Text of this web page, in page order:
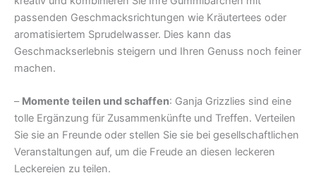
passenden Geschmacksrichtungen wie Kräutertees oder
aromatisiertem Sprudelwasser. Dies kann das
Geschmackserlebnis steigern und Ihren Genuss noch feiner
machen.
– Momente teilen und schaffen: Ganja Grizzlies sind eine
tolle Ergänzung für Zusammenkünfte und Treffen. Verteilen
Sie sie an Freunde oder stellen Sie sie bei gesellschaftlichen
Veranstaltungen auf, um die Freude an diesen leckeren
Leckereien zu teilen.